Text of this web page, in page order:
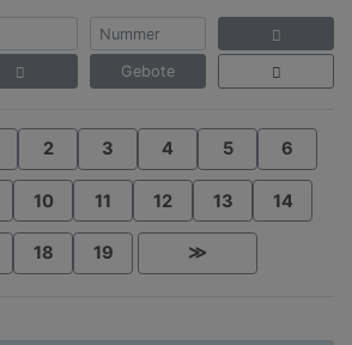
Gebote
2 3 4 5 6
10 11 12 13 14
18 19 ≫